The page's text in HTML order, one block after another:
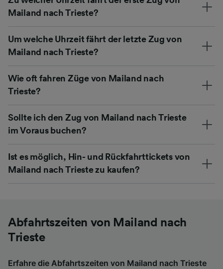
Mailand nach Trieste?
Um welche Uhrzeit fährt der letzte Zug von
Mailand nach Trieste?
Wie oft fahren Züge von Mailand nach
Trieste?
Sollte ich den Zug von Mailand nach Trieste
im Voraus buchen?
Ist es möglich, Hin- und Rückfahrttickets von
Mailand nach Trieste zu kaufen?
Abfahrtszeiten von Mailand nach
Trieste
Erfahre die Abfahrtszeiten von Mailand nach Trieste